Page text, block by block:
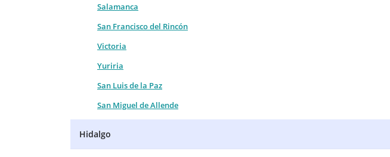
Salamanca
San Francisco del Rincón
Victoria
Yuriria
San Luis de la Paz
San Miguel de Allende
Hidalgo